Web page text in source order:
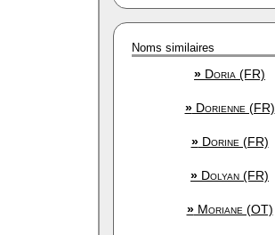
Noms similaires
» Doria (FR)
»Dorienne (FR)
»Dorine (FR)
» Dolyan (FR)
»Moriane (OT)